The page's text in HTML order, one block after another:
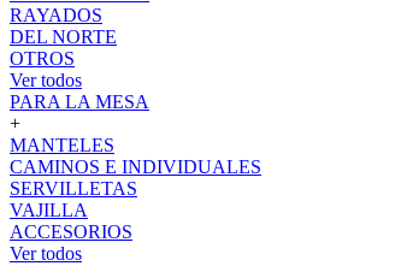
RAYADOS
DEL NORTE
OTROS
Ver todos
PARA LA MESA
+
MANTELES
CAMINOS E INDIVIDUALES
SERVILLETAS
VAJILLA
ACCESORIOS
Ver todos